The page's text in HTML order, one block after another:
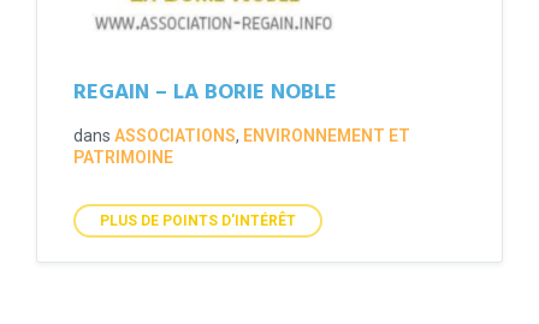
REGAIN – LA BORIE NOBLE
dans ASSOCIATIONS, ENVIRONNEMENT ET
PATRIMOINE
PLUS DE POINTS D'INTÉRÊT